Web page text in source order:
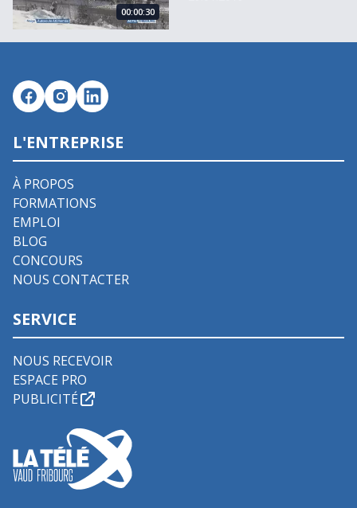
00:00:30
L'ENTREPRISE
À PROPOS
FORMATIONS
EMPLOI
BLOG
CONCOURS
NOUS CONTACTER
SERVICE
NOUS RECEVOIR
ESPACE PRO
PUBLICITÉ